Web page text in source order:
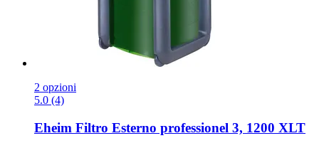
2 opzioni
5.0 (4)
Eheim Filtro Esterno professionel 3, 1200 XLT